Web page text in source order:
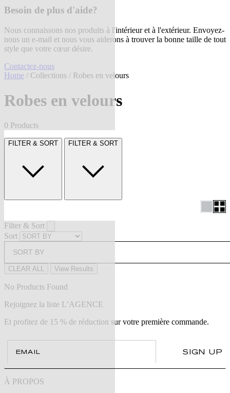
Besoin de plus d'aide?
Nous connaissons nos produits à l'intérieur et à l'extérieur. Envoyez-
nous un e-mail et nous vous aiderons à trouver la bonne taille de tout
style que votre cœur désire.
Contactez-nous
Home / Collections / Robes en velours
Robes en velours
0 Products
FILTER & SORT FILTER & SORT
Filter & Sort
Sort
SORT BY
CLEAR ALL View Results
No Products Found
Rejoignez la liste L’AGENCE
Et profitez de 15 % de réduction sur votre première commande.
SIGN UP
À PROPOS